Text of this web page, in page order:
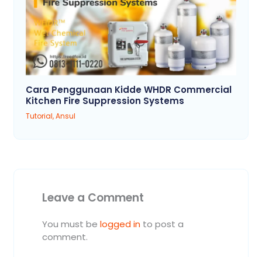
Cara Penggunaan Kidde WHDR Commercial
Kitchen Fire Suppression Systems
Tutorial,Ansul
Leave a Comment
You must be logged into post a
comment.